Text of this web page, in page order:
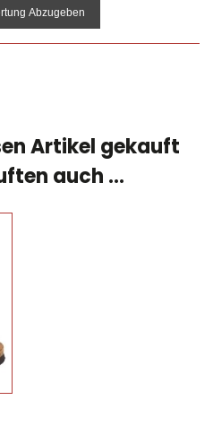
Abzugeben
Artikel gekauft
auch ...